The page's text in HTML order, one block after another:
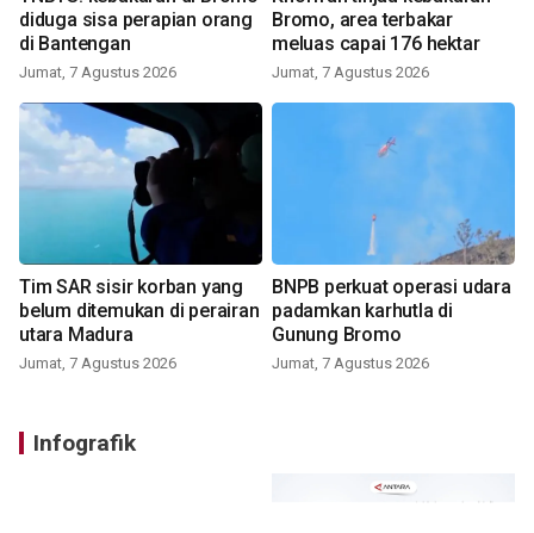
diduga sisa perapian orang
di Bantengan
Jumat, 7 Agustus 2026
Bromo, area terbakar
meluas capai 176 hektar
Jumat, 7 Agustus 2026
Tim SAR sisir korban yang
belum ditemukan di perairan
utara Madura
Jumat, 7 Agustus 2026
BNPB perkuat operasi udara
padamkan karhutla di
Gunung Bromo
Jumat, 7 Agustus 2026
Infografik